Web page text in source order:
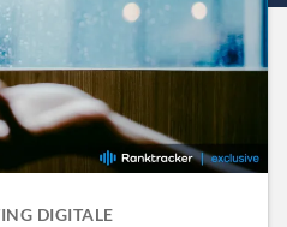
DIGITALE